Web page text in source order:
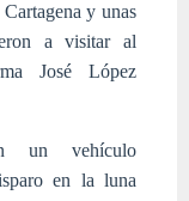
y unas
a visitar al
José López
un vehículo
en la luna